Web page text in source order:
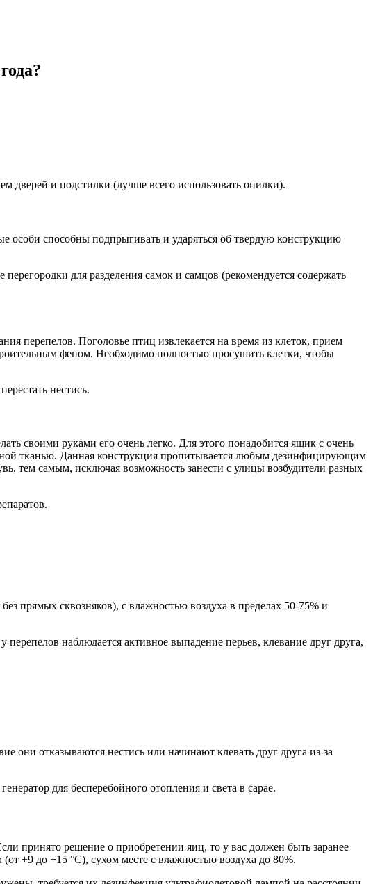
дверей и подстилки (лучше всего использовать опилки).
особи способны подпрыгивать и ударяться об твердую конструкцию
для разделения самок и самцов (рекомендуется содержать
перепелов. Поголовье птиц извлекается на время из клеток, прием
феном. Необходимо полностью просушить клетки, чтобы
нестись.
своими руками его очень легко. Для этого понадобится ящик с очень
тканью. Данная конструкция пропитывается любым дезинфицирующим
тем самым, исключая возможность занести с улицы возбудители разных
прямых сквозняков), с влажностью воздуха в пределах 50-75% и
наблюдается активное выпадение перьев, клевание друг друга,
они отказываются нестись или начинают клевать друг друга из-за
для бесперебойного отопления и света в сарае.
принято решение о приобретении яиц, то у вас должен быть заранее
+9 до +15 °С), сухом месте с влажностью воздуха до 80%.